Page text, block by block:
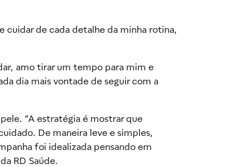
cuidar de cada detalhe da minha rotina,
amo tirar um tempo para mim e
dia mais vontade de seguir com a
“A estratégia é mostrar que
De maneira leve e simples,
foi idealizada pensando em
RD Saúde.